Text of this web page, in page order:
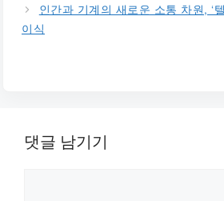
인간과 기계의 새로운 소통 차원, ‘
이식
댓글 남기기